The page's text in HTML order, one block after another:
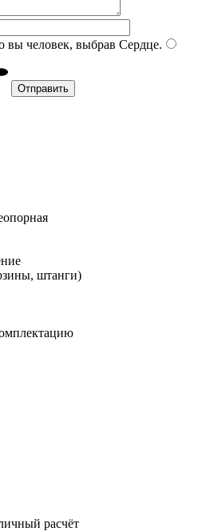
вы человек, выбрав Сердце.
штанги)
расчёт